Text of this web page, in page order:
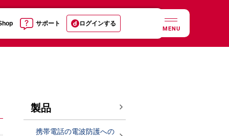
サポート ログインする
MENU
製品
携帯電話の電波防護への